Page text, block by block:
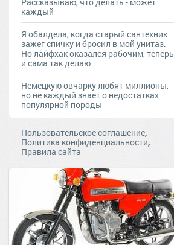
каждый
Я обалдела, когда старый сантехник
зажег спичку и бросил в мой унитаз.
Но лайфхак оказался рабочим, теперь
и сама так делаю
Немецкую овчарку любят миллионы,
но не каждый знает о недостатках
популярной породы
Пользовательское соглашение,
Политика конфиденциальности,
Правила сайта